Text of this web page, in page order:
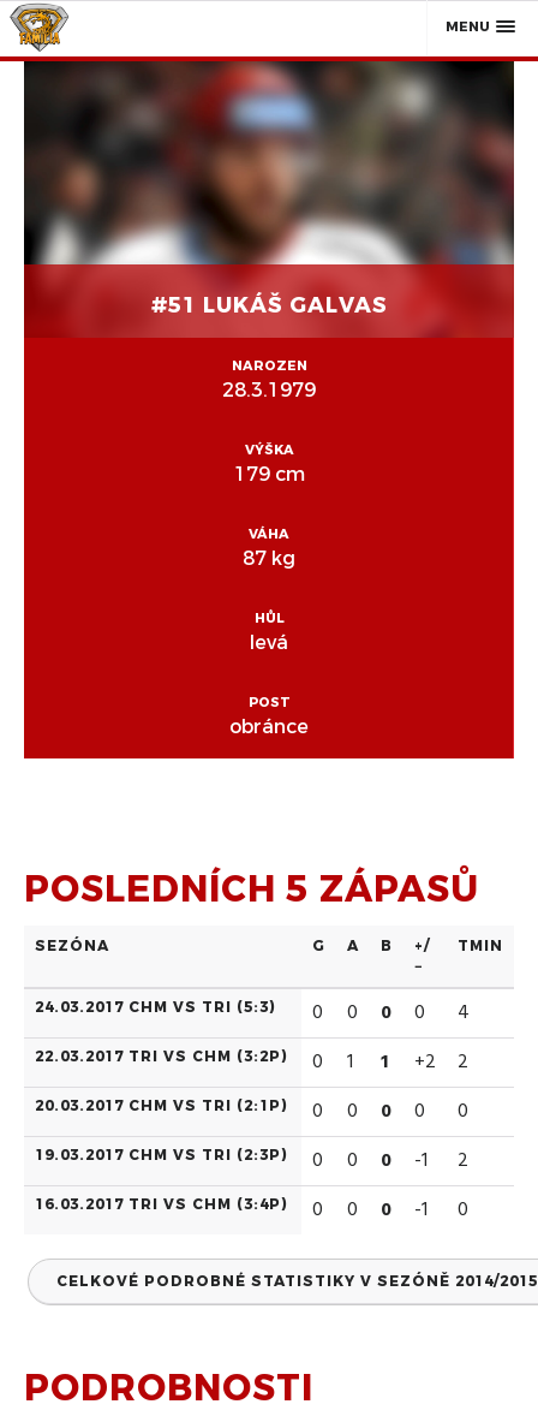
MENU
#51 LUKÁŠ GALVAS
NAROZEN
28.3.1979
VÝŠKA
179 cm
VÁHA
87 kg
HŮL
levá
POST
obránce
POSLEDNÍCH 5 ZÁPASŮ
SEZÓNA G A B
+/
−
TMIN
24.03.2017 CHM VS TRI (5:3) 0 0 0 0 4
22.03.2017 TRI VS CHM (3:2P) 0 1 1 +2 2
20.03.2017 CHM VS TRI (2:1P) 0 0 0 0 0
19.03.2017 CHM VS TRI (2:3P) 0 0 0 -1 2
16.03.2017 TRI VS CHM (3:4P) 0 0 0 -1 0
CELKOVÉ PODROBNÉ STATISTIKY V SEZÓNĚ 2014/2015
PODROBNOSTI